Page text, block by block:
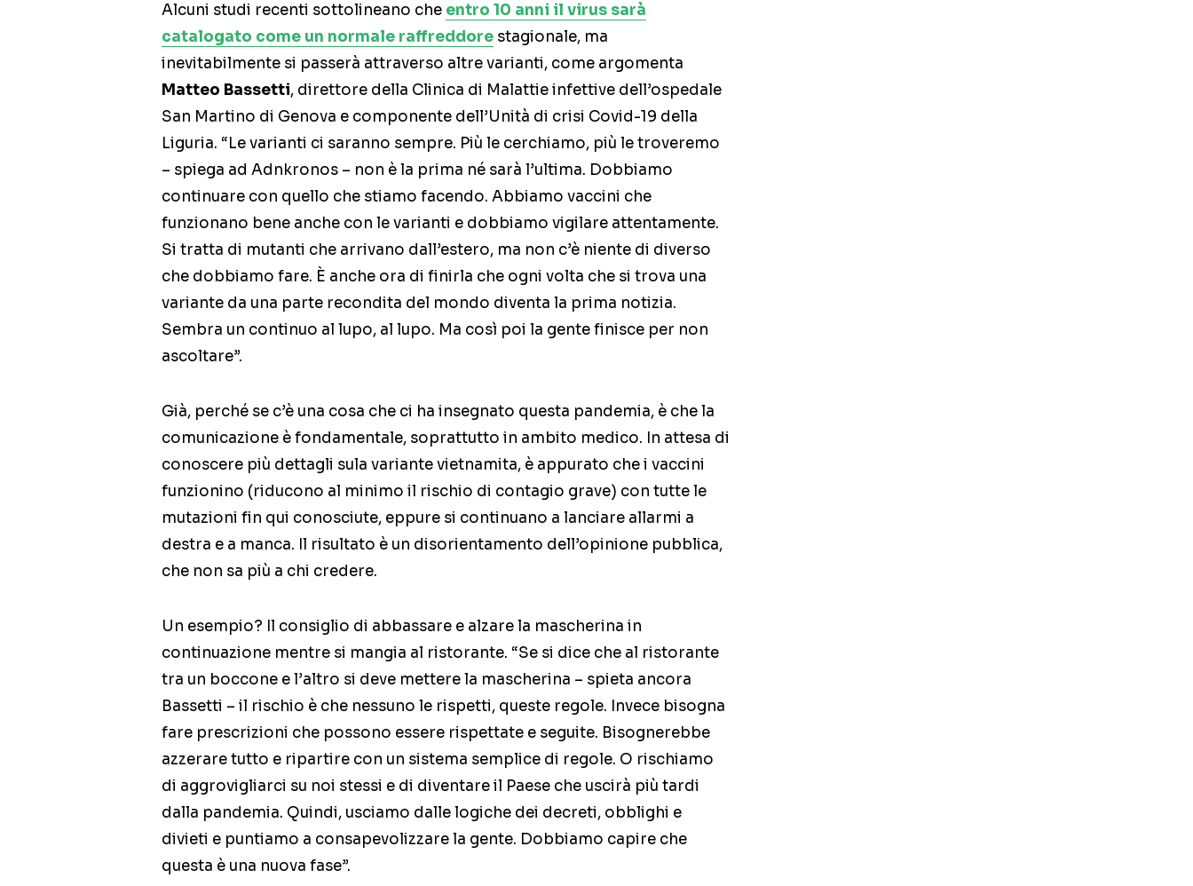
Alcuni studi recenti sottolineano che entro 10 anni il virus sarà
catalogato come un normale raffreddore stagionale, ma
inevitabilmente si passerà attraverso altre varianti, come argomenta
Matteo Bassetti, direttore della Clinica di Malattie infettive dell’ospedale
San Martino di Genova e componente dell’Unità di crisi Covid-19 della
Liguria. “Le varianti ci saranno sempre. Più le cerchiamo, più le troveremo
– spiega ad Adnkronos – non è la prima né sarà l’ultima. Dobbiamo
continuare con quello che stiamo facendo. Abbiamo vaccini che
funzionano bene anche con le varianti e dobbiamo vigilare attentamente.
Si tratta di mutanti che arrivano dall’estero, ma non c’è niente di diverso
che dobbiamo fare. È anche ora di finirla che ogni volta che si trova una
variante da una parte recondita del mondo diventa la prima notizia.
Sembra un continuo al lupo, al lupo. Ma così poi la gente finisce per non
ascoltare”.
Già, perché se c’è una cosa che ci ha insegnato questa pandemia, è che la
comunicazione è fondamentale, soprattutto in ambito medico. In attesa di
conoscere più dettagli sula variante vietnamita, è appurato che i vaccini
funzionino (riducono al minimo il rischio di contagio grave) con tutte le
mutazioni fin qui conosciute, eppure si continuano a lanciare allarmi a
destra e a manca. Il risultato è un disorientamento dell’opinione pubblica,
che non sa più a chi credere.
Un esempio? Il consiglio di abbassare e alzare la mascherina in
continuazione mentre si mangia al ristorante. “Se si dice che al ristorante
tra un boccone e l’altro si deve mettere la mascherina – spieta ancora
Bassetti – il rischio è che nessuno le rispetti, queste regole. Invece bisogna
fare prescrizioni che possono essere rispettate e seguite. Bisognerebbe
azzerare tutto e ripartire con un sistema semplice di regole. O rischiamo
di aggrovigliarci su noi stessi e di diventare il Paese che uscirà più tardi
dalla pandemia. Quindi, usciamo dalle logiche dei decreti, obblighi e
divieti e puntiamo a consapevolizzare la gente. Dobbiamo capire che
questa è una nuova fase”.